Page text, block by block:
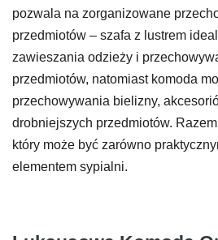
pozwala na zorganizowane
przedmiotów – szafa z lustrem
zawieszania odzieży i
przedmiotów, natomiast komoda
przechowywania bielizny,
drobniejszych przedmiotów.
który może być zarówno
elementem sypialni.